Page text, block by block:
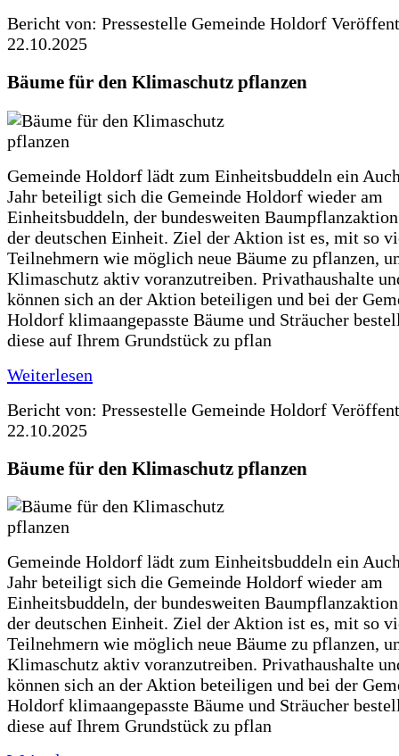
Bericht von: Pressestelle Gemeinde Holdorf
22.10.2025
Bäume für den Klimaschutz pflanzen
Gemeinde Holdorf lädt zum Einheitsbuddeln ein
Jahr beteiligt sich die Gemeinde Holdorf wieder am
Einheitsbuddeln, der bundesweiten
der deutschen Einheit. Ziel der Aktion ist es, mit so
Teilnehmern wie möglich neue Bäume zu pflanzen,
Klimaschutz aktiv voranzutreiben. Privathaushalte
können sich an der Aktion beteiligen und bei der
Holdorf klimaangepasste Bäume und Sträucher
diese auf Ihrem Grundstück zu pflan
Weiterlesen
Bericht von: Pressestelle Gemeinde Holdorf
22.10.2025
Bäume für den Klimaschutz pflanzen
Gemeinde Holdorf lädt zum Einheitsbuddeln ein
Jahr beteiligt sich die Gemeinde Holdorf wieder am
Einheitsbuddeln, der bundesweiten
der deutschen Einheit. Ziel der Aktion ist es, mit so
Teilnehmern wie möglich neue Bäume zu pflanzen,
Klimaschutz aktiv voranzutreiben. Privathaushalte
können sich an der Aktion beteiligen und bei der
Holdorf klimaangepasste Bäume und Sträucher
diese auf Ihrem Grundstück zu pflan